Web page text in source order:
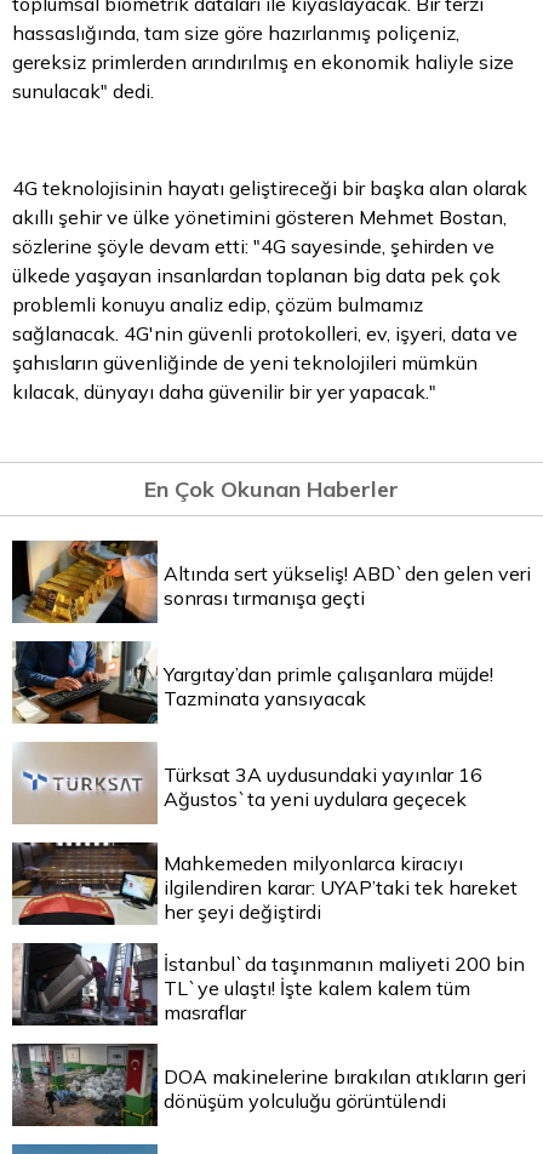
hassaslığında, tam size göre hazırlanmış poliçeniz,
gereksiz primlerden arındırılmış en ekonomik haliyle size
sunulacak" dedi.
4G teknolojisinin hayatı geliştireceği bir başka alan olarak
akıllı şehir ve ülke yönetimini gösteren Mehmet Bostan,
sözlerine şöyle devam etti: "4G sayesinde, şehirden ve
ülkede yaşayan insanlardan toplanan big data pek çok
problemli konuyu analiz edip, çözüm bulmamız
sağlanacak. 4G'nin güvenli protokolleri, ev, işyeri, data ve
şahısların güvenliğinde de yeni teknolojileri mümkün
kılacak, dünyayı daha güvenilir bir yer yapacak."
En Çok Okunan Haberler
Altında sert yükseliş! ABD`den gelen veri
sonrası tırmanışa geçti
Yargıtay’dan primle çalışanlara müjde!
Tazminata yansıyacak
Türksat 3A uydusundaki yayınlar 16
Ağustos`ta yeni uydulara geçecek
Mahkemeden milyonlarca kiracıyı
ilgilendiren karar: UYAP’taki tek hareket
her şeyi değiştirdi
İstanbul`da taşınmanın maliyeti 200 bin
TL`ye ulaştı! İşte kalem kalem tüm
masraflar
DOA makinelerine bırakılan atıkların geri
dönüşüm yolculuğu görüntülendi